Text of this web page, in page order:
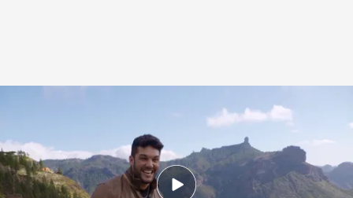
cuatro.com
04 JUL 2022 - 23:58h.
Visitamos Teror, un pintoresco pueblo en el